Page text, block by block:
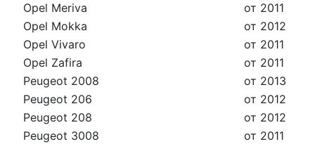
Opel Meriva
от 2011
Opel Mokka
от 2012
Opel Vivaro
от 2011
Opel Zafira
от 2011
Peugeot 2008
от 2013
Peugeot 206
от 2012
Peugeot 208
от 2012
Peugeot 3008
от 2011